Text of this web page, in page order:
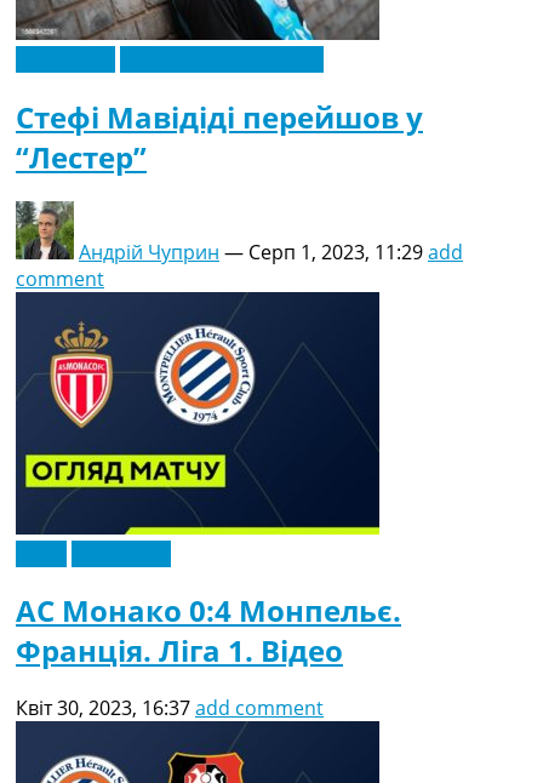
Стефі Мавідіді перейшов у
“Лестер”
Андрій Чуприн — Серп 1, 2023, 11:29add
comment
АС Монако 0:4 Монпельє.
Франція. Ліга 1. Відео
Квіт 30, 2023, 16:37add comment